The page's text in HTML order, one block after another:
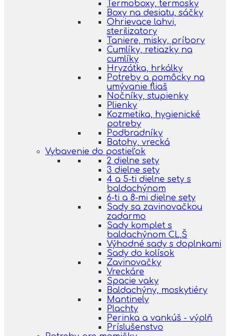
Termoboxy, termosky
Boxy na desiatu, sáčky
Ohrievace lahvi,
sterilizatory
Taniere, misky, príbory
Cumlíky, retiazky na
cumlíky
Hryzátka, hrkálky
Potreby a pomôcky na
umývanie fliaš
Nočníky, stupienky
Plienky
Kozmetika, hygienické
potreby
Podbradníky
Batohy, vrecká
Vybavenie do postieľok
2 dielne sety
3 dielne sety
4 a 5-ti dielne sety s
baldachýnom
6-ti a 8-mi dielne sety
Sady sa zavinovačkou
zadarmo
Sady komplet s
baldachýnom CL,Š
Výhodné sady s doplnkami
Sady do kolísok
Zavinovačky
Vreckáre
Spacie vaky
Baldachýny, moskytiéry
Mantinely
Plachty
Perinka a vankúš - výplň
Príslušenstvo